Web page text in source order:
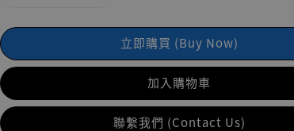
立即購買 (Buy Now)
加入購物車
聯繫我們 (Contact Us)